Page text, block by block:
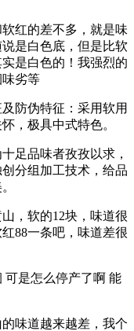
红的差不多，就是味
是白色底，但是比软
是白色的！我强烈的
劣等
防伪特征：采用软用
，极具中式特色。
足品味者孜孜以求，
分组加工技术，给品
，软的12块，味道很
88一条吧，味道差很
可是怎么停产了啊 能
味道越来越差，我个